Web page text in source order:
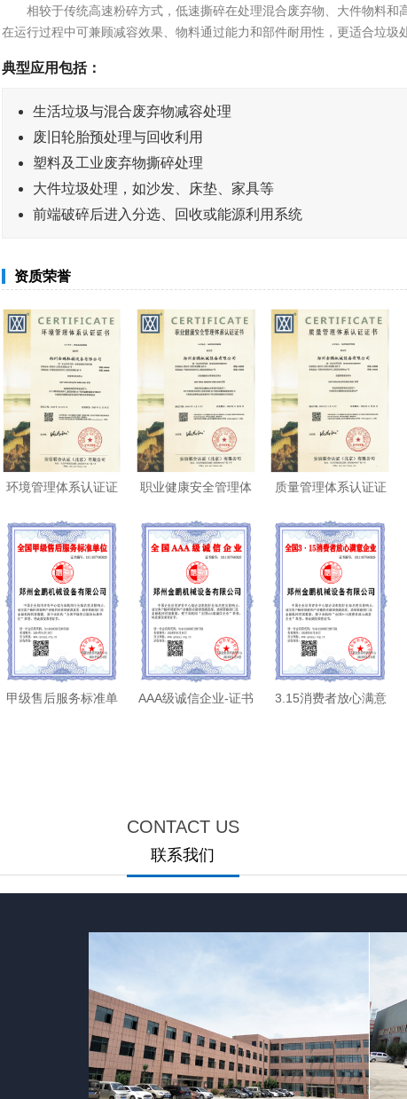
相较于传统高速粉碎方式，低速撕碎在处理混合废弃物、大件物料和
在运行过程中可兼顾减容效果、物料通过能力和部件耐用性，更适合垃圾
典型应用包括：
生活垃圾与混合废弃物减容处理
废旧轮胎预处理与回收利用
塑料及工业废弃物撕碎处理
大件垃圾处理，如沙发、床垫、家具等
前端破碎后进入分选、回收或能源利用系统
资质荣誉
环境管理体系认证证
职业健康安全管理体
质量管理体系认证证
甲级售后服务标准单
AAA级诚信企业-证书
3.15消费者放心满意
CONTACT US
联系我们